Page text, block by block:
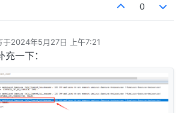
0
于2024年5月27日 上午7:21
后由 编辑
一下：